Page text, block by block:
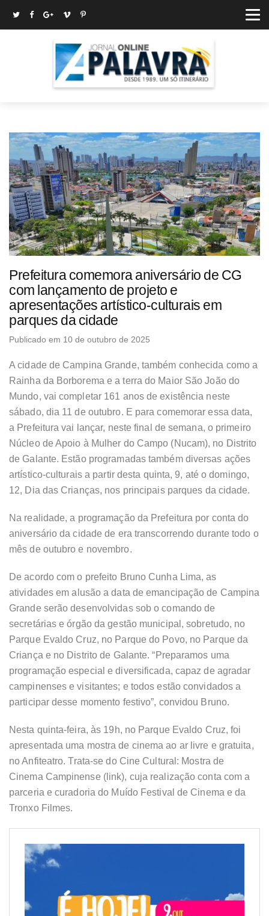
Prefeitura comemora aniversário de CG
com lançamento de projeto e
apresentações artístico-culturais em
parques da cidade
Publicado em 10 de outubro de 2025
A cidade de Campina Grande, também conhecida como a
Rainha da Borborema e a terra do Maior São João do
Mundo, vai completar 161 anos de existência neste
sábado, dia 11 de outubro. E para comemorar essa data,
a Prefeitura vai lançar, neste final de semana, o primeiro
Núcleo de Apoio à Mulher do Campo (Nucam), no Distrito
de Galante. Estão programadas também diversas ações
artístico-culturais a partir desta quinta, 9, até o domingo,
12, Dia das Crianças, nos principais parques da cidade.
Na realidade, a programação da Prefeitura por conta do
aniversário da cidade de era transcorrendo durante todo o
mês de outubro e novembro.
De acordo com o prefeito Bruno Cunha Lima, as
atividades em alusão a data de emancipação de Campina
Grande serão desenvolvidas sob o comando de
secretárias e órgão da gestão municipal, sobretudo, no
Parque Evaldo Cruz, no Parque do Povo, no Parque da
Criança e no Distrito de Galante. “Preparamos uma
programação especial e diversificada, capaz de agradar
campinenses e visitantes; e todos estão convidados a
participar desse momento festivo”, convidou Bruno.
Nesta quinta-feira, às 19h, no Parque Evaldo Cruz, foi
apresentada uma mostra de cinema ao ar livre e gratuita,
no Anfiteatro. Trata-se do Cine Cultural: Mostra de
Cinema Campinense (link), cuja realização conta com a
parceria e curadoria do Muído Festival de Cinema e da
Tronxo Filmes.